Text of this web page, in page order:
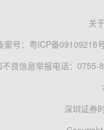
关
案号： 粤ICP备09109218
不良信息举报电话：0755-
深圳证券